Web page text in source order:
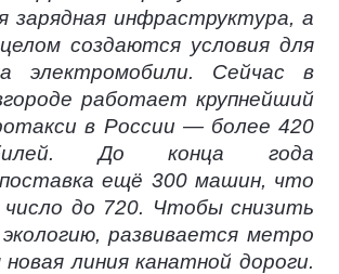
зарядная инфраструктура, а
создаются условия для
электромобили. Сейчас в
работает крупнейший
в России — более 420
До конца года
ещё 300 машин, что
до 720. Чтобы снизить
экологию, развивается метро
линия канатной дороги.